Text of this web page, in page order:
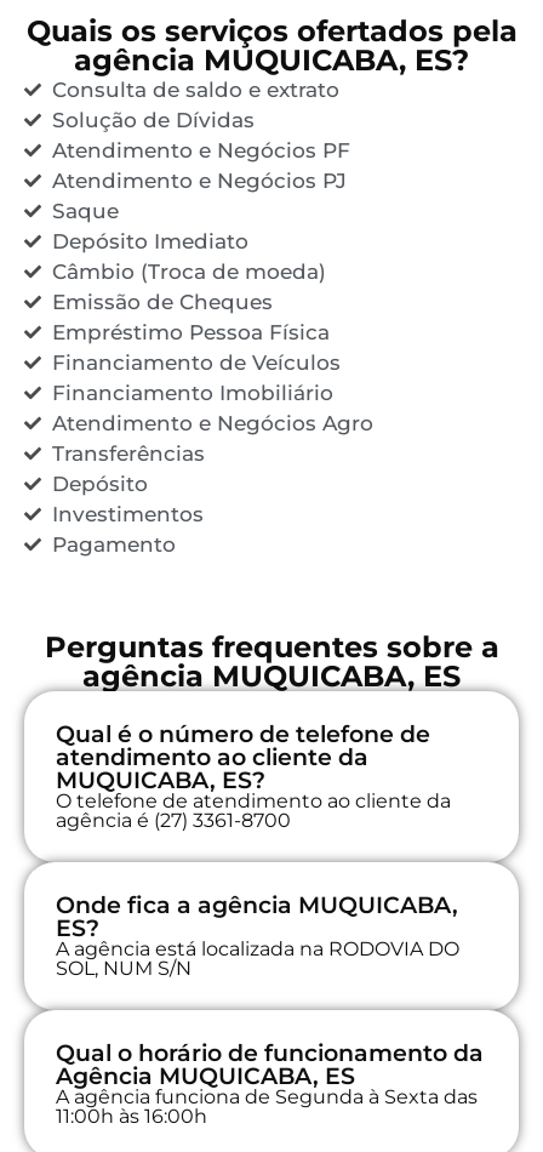
Quais os serviços ofertados pela
agência MUQUICABA, ES?
Consulta de saldo e extrato
Solução de Dívidas
Atendimento e Negócios PF
Atendimento e Negócios PJ
Saque
Depósito Imediato
Câmbio (Troca de moeda)
Emissão de Cheques
Empréstimo Pessoa Física
Financiamento de Veículos
Financiamento Imobiliário
Atendimento e Negócios Agro
Transferências
Depósito
Investimentos
Pagamento
Perguntas frequentes sobre a
agência MUQUICABA, ES
Qual é o número de telefone de
atendimento ao cliente da
MUQUICABA, ES?
O telefone de atendimento ao cliente da
agência é (27) 3361-8700
Onde fica a agência MUQUICABA,
ES?
A agência está localizada na RODOVIA DO
SOL, NUM S/N
Qual o horário de funcionamento da
Agência MUQUICABA, ES
A agência funciona de Segunda à Sexta das
11:00h às 16:00h